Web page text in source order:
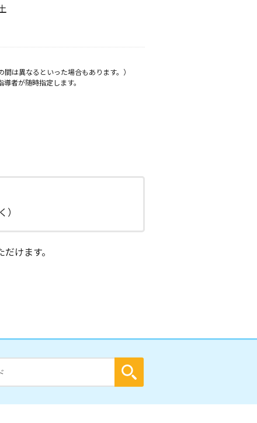
は異なるといった場合もあります。）
者が随時指定します。
けます。